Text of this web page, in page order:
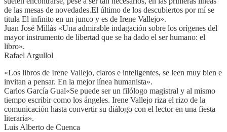
de las mesas de novedades.El último de los descubiertos por mí se
titula El infinito en un junco y es de Irene Vallejo».
Juan José Millás «Una admirable indagación sobre los orígenes del
mayor instrumento de libertad que se ha dado el ser humano: el
libro».
Rafael Argullol
«Los libros de Irene Vallejo, claros e inteligentes, se leen muy bien e
invitan a pensar. En la mejor línea humanista».
Carlos García Gual«Se puede ser un filólogo magistral y al mismo
tiempo escribir como los ángeles. Irene Vallejo riza el rizo de la
comunicación hasta convertir su diálogo con el lector en una fiesta
literaria».
Luis Alberto de Cuenca